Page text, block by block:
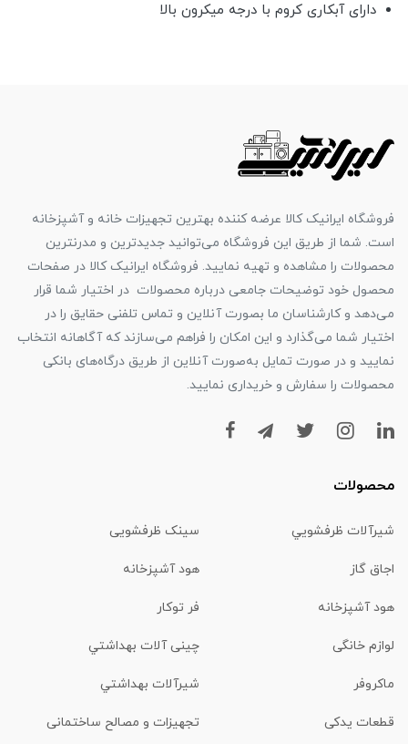
دارای آبکاری کروم با درجه میکرون بالا
فروشگاه ایرانیک کالا عرضه کننده بهترین تجهیزات خانه و آشپزخانه
است. شما از طریق این فروشگاه می‌توانید جدیدترین و مدرنترین
محصولات را مشاهده و تهیه نمایید. فروشگاه ایرانیک کالا در صفحات
محصول خود توضیحات جامعی درباره محصولات در اختیار شما قرار
می‌دهد و کارشناسان ما بصورت آنلاین و تماس تلفنی حقایق را در
اختیار شما می‌گذارد و این امکان را فراهم می‌سازند که آگاهانه انتخاب
نمایید و در صورت تمایل به‌صورت آنلاین از طریق درگاه‌های بانکی
محصولات را سفارش و خریداری نمایید.
محصولات
شیرآلات ظرفشويي سینک ظرفشویی
اجاق گاز هود آشپزخانه
هود آشپزخانه فر توکار
لوازم خانگی چینی آلات بهداشتي
ماكروفر شیرآلات بهداشتي
قطعات یدکی تجهیزات و مصالح ساختمانی